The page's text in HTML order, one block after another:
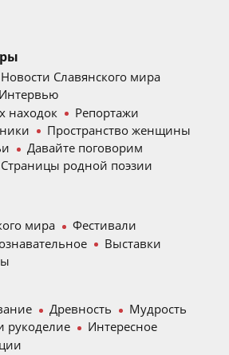
Новости Славянского мира
Интервью
находок
Репортажи
Пространство женщины
Давайте поговорим
Страницы родной поэзии
мира
Фестивали
Выставки
Древность
Мудрость
рукоделие
Интересное